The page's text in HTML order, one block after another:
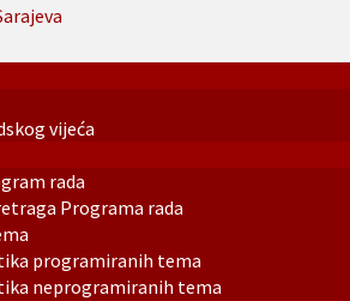
vijeća
rada
Programa rada
programiranih tema
neprogramiranih tema